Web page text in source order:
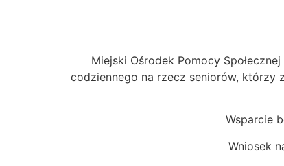
Miejski Ośrodek Pomocy
codziennego na rzecz seniorów, którzy
Wsparcie
Wniosek